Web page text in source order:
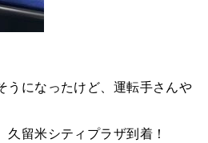
うになったけど、運転手さんや
久留米シティプラザ到着！